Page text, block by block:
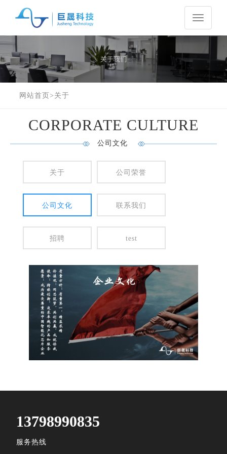
Toggle
网站首页> 关于
CORPORATE CULTURE
公司文化
关于 公司荣誉
公司文化 联系我们
招聘 test
13798990835
服务热线